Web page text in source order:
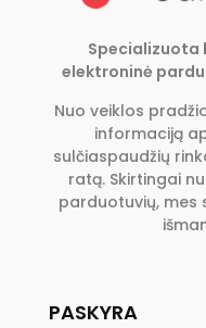
Specializuota
elektroninė
Nuo veiklos
informaciją
sulčiaspaudžių
ratą. Skirtingai
parduotuvių, mes
PASKYRA